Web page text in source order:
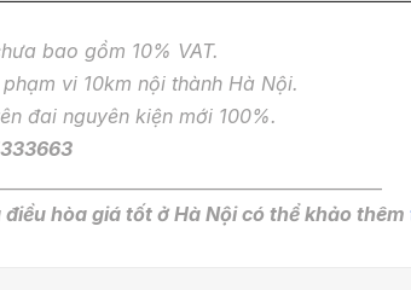
bao gồm 10% VAT.
vi 10km nội thành Hà Nội.
đai nguyên kiện mới 100%.
hòa giá tốt ở Hà Nội có thể khảo thêm